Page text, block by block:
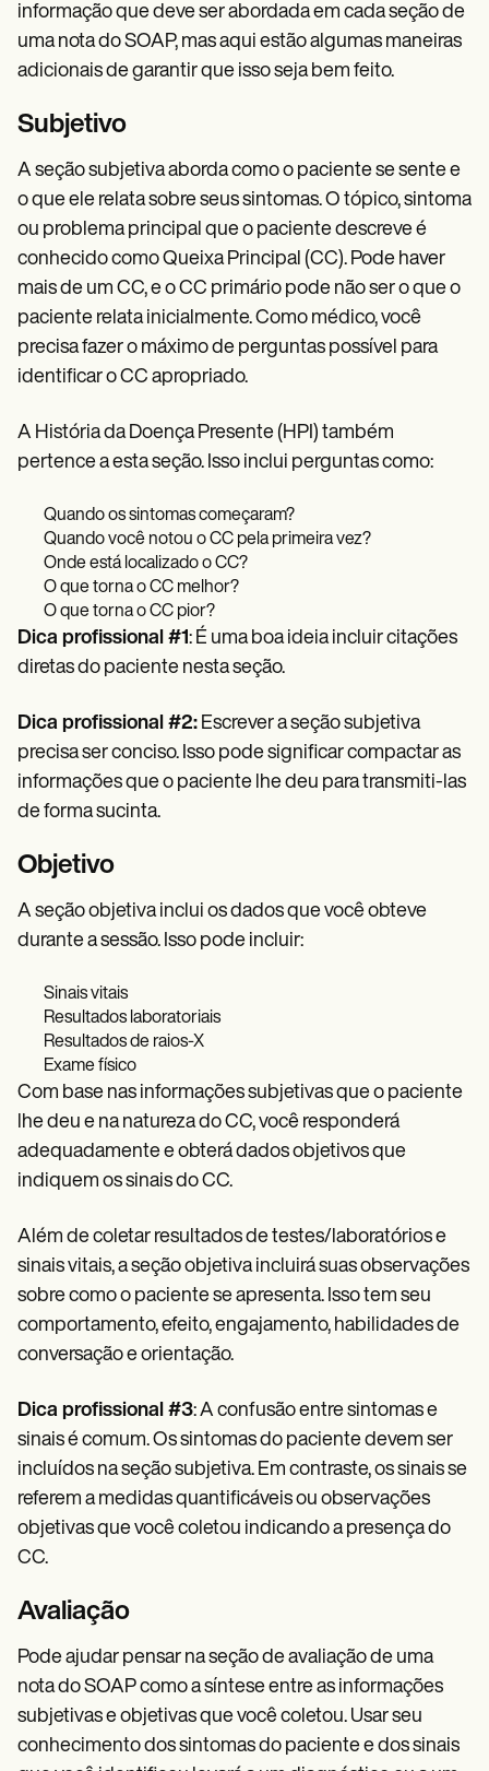
informação que deve ser abordada em cada seção de
uma nota do SOAP, mas aqui estão algumas maneiras
adicionais de garantir que isso seja bem feito.
Subjetivo
A seção subjetiva aborda como o paciente se sente e
o que ele relata sobre seus sintomas. O tópico, sintoma
ou problema principal que o paciente descreve é
conhecido como Queixa Principal (CC). Pode haver
mais de um CC, e o CC primário pode não ser o que o
paciente relata inicialmente. Como médico, você
precisa fazer o máximo de perguntas possível para
identificar o CC apropriado.
A História da Doença Presente (HPI) também
pertence a esta seção. Isso inclui perguntas como:
Quando os sintomas começaram?
Quando você notou o CC pela primeira vez?
Onde está localizado o CC?
O que torna o CC melhor?
O que torna o CC pior?
Dica profissional #1: É uma boa ideia incluir citações
diretas do paciente nesta seção.
Dica profissional #2: Escrever a seção subjetiva
precisa ser conciso. Isso pode significar compactar as
informações que o paciente lhe deu para transmiti-las
de forma sucinta.
Objetivo
A seção objetiva inclui os dados que você obteve
durante a sessão. Isso pode incluir:
Sinais vitais
Resultados laboratoriais
Resultados de raios-X
Exame físico
Com base nas informações subjetivas que o paciente
lhe deu e na natureza do CC, você responderá
adequadamente e obterá dados objetivos que
indiquem os sinais do CC.
Além de coletar resultados de testes/laboratórios e
sinais vitais, a seção objetiva incluirá suas observações
sobre como o paciente se apresenta. Isso tem seu
comportamento, efeito, engajamento, habilidades de
conversação e orientação.
Dica profissional #3: A confusão entre sintomas e
sinais é comum. Os sintomas do paciente devem ser
incluídos na seção subjetiva. Em contraste, os sinais se
referem a medidas quantificáveis ou observações
objetivas que você coletou indicando a presença do
CC.
Avaliação
Pode ajudar pensar na seção de avaliação de uma
nota do SOAP como a síntese entre as informações
subjetivas e objetivas que você coletou. Usar seu
conhecimento dos sintomas do paciente e dos sinais